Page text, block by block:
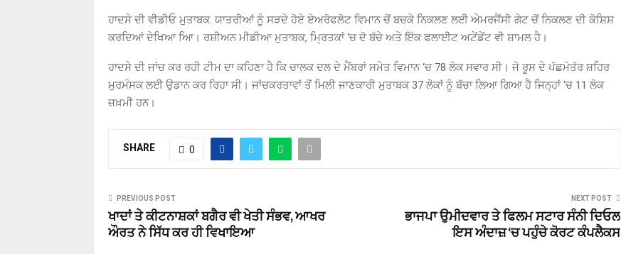
ਹਾਦਸੇ ਦੀ ਵੀਡੀਓ ਮੁਤਾਬਕ. ਯਾਤਰੀਆਂ ਨੂੰ ਸੜਦੇ ਹੋਏ ਏਅਰੋਫਲੋਟ ਵਿਮਾਨ ਚੋਂ ਬਚਕੇ ਨਿਕਲਣ ਲਈ ਅੇਮਰਜੈਂਸੀ ਗੇਟ ਚੋਂ ਨਿਕਲਣ ਦੀ ਕੋਸ਼ਿਸ਼
ਕਰਦਿਆਂ ਦੇਖਿਆ ਆਿ। ਰਸ਼ੀਅਨ ਮੀਡੀਆ ਮੁਤਾਬਕ, ਮ੍ਰਿਤਕਾਂ ‘ਚ ਦੋ ਬੱਚੇ ਅਤੇ ਇੱਕ ਫਲਾਈਟ ਅਟੇਂਡੇਂਟ ਵੀ ਸ਼ਾਮਲ ਹੈ।
ਹਾਦਸੇ ਦੀ ਜਾਂਚ ਕਰ ਰਹੀ ਟੀਮ ਦਾ ਕਹਿਣਾ ਹੈ ਕਿ ਚਾਲਕ ਦਲ ਦੇ ਮੈਂਬਰਾਂ ਸਮੇਤ ਵਿਮਾਨ ‘ਚ 78 ਲੋਕ ਸਵਾਰ ਸੀ। ਜੋ ਰੂਸ ਦੇ ਪੱਛਮੋਤੱਰ ਸ਼ਹਿਰ
ਮੁਰਮੰਸਕ ਲਈ ਉਡਾਨ ਕਰ ਰਿਹਾ ਸੀ। ਜਾਂਚਕਰਤਾਵਾਂ ਤੋਂ ਮਿਲੀ ਜਾਣਕਾਰੀ ਮੁਤਾਬਕ37 ਲੋਕਾਂ ਨੂੰ ਬੱਚਾ ਲਿਆ ਗਿਆ ਹੈ ਜਿਨ੍ਹਾਂ ‘ਚ 11 ਲੋਕ
ਜ਼ਖ਼ਮੀ ਹਨ।
SHARE 0
PREVIOUS POST
ਖਾਦਾਂ ਤੇ ਕੀਟਨਾਸ਼ਕਾਂ ਬਗੈਰ ਵੀ ਖੇਤੀ ਸੰਭਵ, ਆਖਰ
ਔਰਤ ਨੇ ਸਿੱਧ ਕਰ ਹੀ ਵਿਖਾਇਆ
NEXT POST
ਭਾਜਪਾ ਉਮੀਦਵਾਰ ਤੇ ਫਿਲਮ ਸਟਾਰ ਸੰਨੀ ਦਿਓਲ
ਇਸ ਅੰਦਾਜ਼ ‘ਚ ਪਹੁੰਚੇ ਕੋਰਟ ਕੰਪਲੈਕਸ